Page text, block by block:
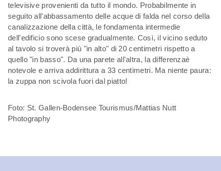
televisive provenienti da tutto il mondo. Probabilmente in
seguito all'abbassamento delle acque di falda nel corso della
canalizzazione della città, le fondamenta intermedie
dell'edificio sono scese gradualmente. Così, il vicino seduto
al tavolo si troverà più "in alto" di 20 centimetri rispetto a
quello "in basso". Da una parete all'altra, la differenzaè
notevole e arriva addirittura a 33 centimetri. Ma niente paura:
la zuppa non scivola fuori dal piatto!
Foto: St. Gallen-Bodensee Tourismus/Mattias Nutt
Photography